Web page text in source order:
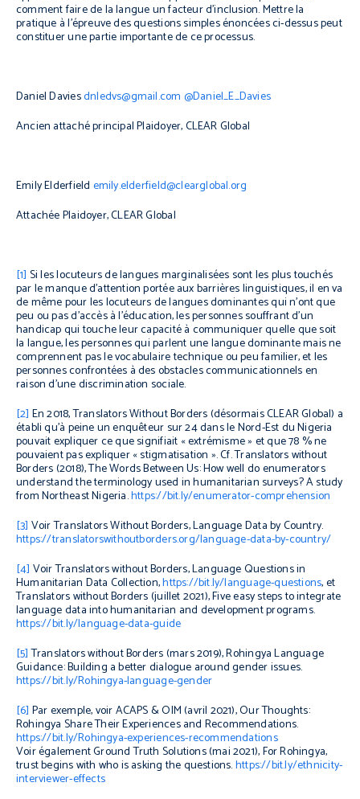
comment faire de la langue un facteur d’inclusion. Mettre la
pratique à l’épreuve des questions simples énoncées ci-dessus peut
constituer une partie importante de ce processus.
Daniel Daviesdnledvs@gmail.com @Daniel_E_Davies
Ancien attaché principal Plaidoyer, CLEAR Global
Emily Elderfield emily.elderfield@clearglobal.org
Attachée Plaidoyer, CLEAR Global
[1] Si les locuteurs de langues marginalisées sont les plus touchés
par le manque d’attention portée aux barrières linguistiques, il en va
de même pour les locuteurs de langues dominantes qui n’ont que
peu ou pas d’accès à l’éducation, les personnes souffrant d’un
handicap qui touche leur capacité à communiquer quelle que soit
la langue, les personnes qui parlent une langue dominante mais ne
comprennent pas le vocabulaire technique ou peu familier, et les
personnes confrontées à des obstacles communicationnels en
raison d’une discrimination sociale.
[2] En 2018, Translators Without Borders (désormais CLEAR Global) a
établi qu’à peine un enquêteur sur 24 dans le Nord-Est du Nigeria
pouvait expliquer ce que signifiait « extrémisme » et que 78 % ne
pouvaient pas expliquer « stigmatisation ». Cf. Translators without
Borders (2018),The Words Between Us: How well do enumerators
understand the terminology used in humanitarian surveys?A study
from Northeast Nigeria.https://bit.ly/enumerator-comprehension
[3] Voir Translators Without Borders,Language Data by Country.
https://translatorswithoutborders.org/language-data-by-country/
[4] Voir Translators without Borders,Language Questions in
Humanitarian Data Collection,https://bit.ly/language-questions,et
Translators without Borders (juillet 2021),Five easy steps to integrate
language data into humanitarian and development programs.
https://bit.ly/language-data-guide
[5]Translators without Borders (mars 2019),Rohingya Language
Guidance: Building a better dialogue around gender issues.
https://bit.ly/Rohingya-language-gender
[6] Par exemple, voir ACAPS & OIM (avril 2021),Our Thoughts:
Rohingya Share Their Experiences and Recommendations.
https://bit.ly/Rohingya-experiences-recommendations
Voir également Ground Truth Solutions (mai 2021),For Rohingya,
trust begins with who is asking the questions.https://bit.ly/ethnicity-
interviewer-effects